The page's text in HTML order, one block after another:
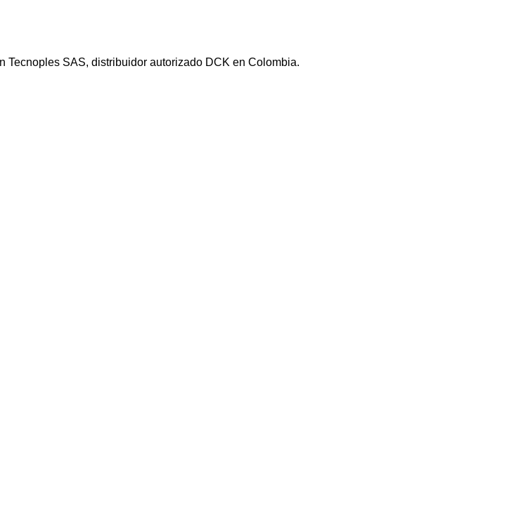
Tecnoples SAS, distribuidor autorizado DCK en Colombia.